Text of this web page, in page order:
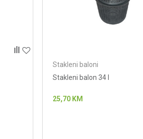
Stakleni baloni
Stakleni balon 34 l
25,70 KM